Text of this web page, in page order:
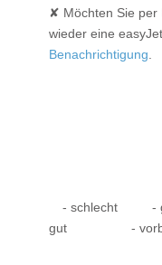
✘ Möchten Sie per
wieder eine
Benachrichtigung
- schlecht -
gut
-